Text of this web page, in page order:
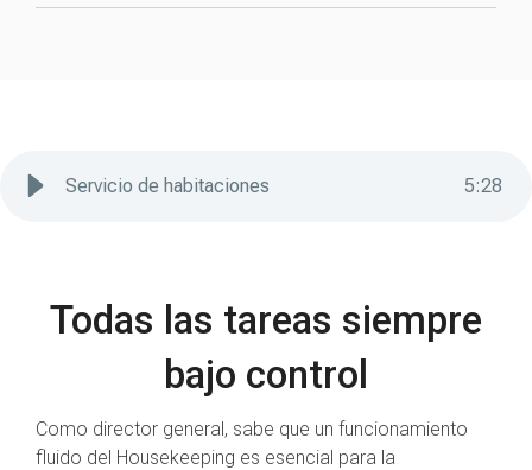
Servicio de habitaciones 5:28
Todas las tareas siempre
bajo control
Como director general, sabe que un funcionamiento
fluido del Housekeeping es esencial para la